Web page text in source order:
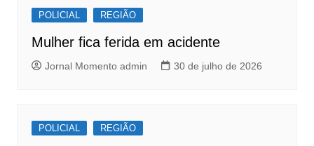
o
o
k
p
p
POLICIAL REGIÃO
Mulher fica ferida em acidente
Jornal Momento admin 30 de julho de 2026
POLICIAL REGIÃO